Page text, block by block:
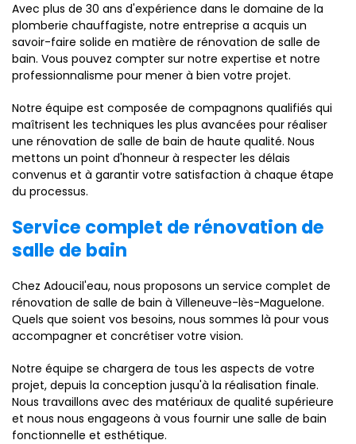
Avec plus de 30 ans d'expérience dans le domaine de la
plomberie chauffagiste, notre entreprise a acquis un
savoir-faire solide en matière de rénovation de salle de
bain. Vous pouvez compter sur notre expertise et notre
professionnalisme pour mener à bien votre projet.
Notre équipe est composée de compagnons qualifiés qui
maîtrisent les techniques les plus avancées pour réaliser
une rénovation de salle de bain de haute qualité. Nous
mettons un point d'honneur à respecter les délais
convenus et à garantir votre satisfaction à chaque étape
du processus.
Service complet de rénovation de
salle de bain
Chez Adoucil'eau, nous proposons un service complet de
rénovation de salle de bain à Villeneuve-lès-Maguelone.
Quels que soient vos besoins, nous sommes là pour vous
accompagner et concrétiser votre vision.
Notre équipe se chargera de tous les aspects de votre
projet, depuis la conception jusqu'à la réalisation finale.
Nous travaillons avec des matériaux de qualité supérieure
et nous nous engageons à vous fournir une salle de bain
fonctionnelle et esthétique.